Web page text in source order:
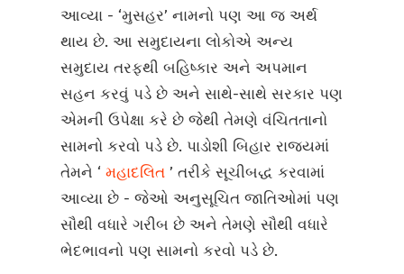
આવ્યા - ‘મુસહર’ નામનો પણ આ જ અર્થ
થાય છે. આ સમુદાયના લોકોએ અન્ય
સમુદાય તરફથી બહિષ્કાર અને અપમાન
સહન કરવું પડે છે અને સાથે-સાથે સરકાર પણ
એમની ઉપેક્ષા કરે છે જેથી તેમણે વંચિતતાનો
સામનો કરવો પડે છે. પાડોશી બિહાર રાજ્યમાં
તેમને ‘મહાદલિત’ તરીકે સૂચીબદ્ધ કરવામાં
આવ્યા છે - જેઓ અનુસૂચિત જાતિઓમાં પણ
સૌથી વધારે ગરીબ છે અને તેમણે સૌથી વધારે
ભેદભાવનો પણ સામનો કરવો પડે છે.